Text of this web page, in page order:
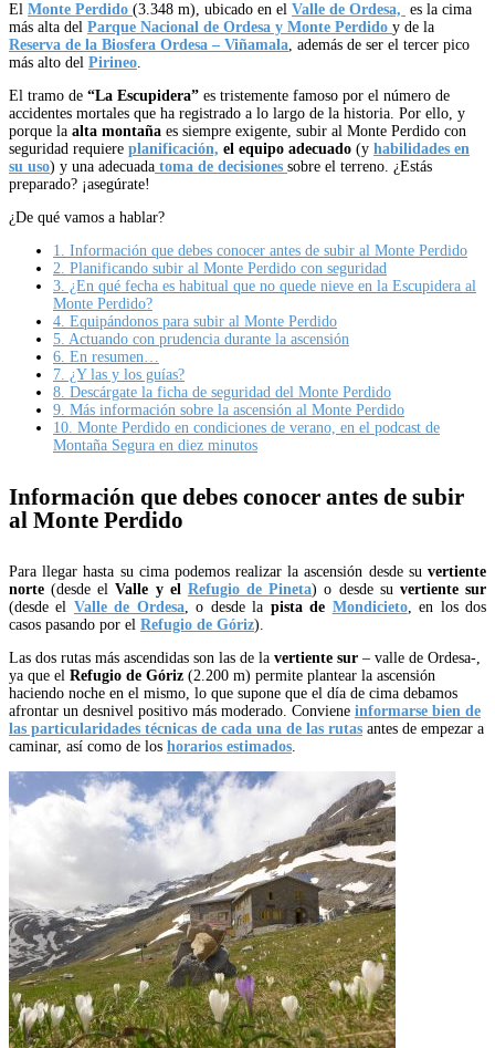
El Monte Perdido (3.348 m), ubicado en el Valle de Ordesa, es la cima
más alta del Parque Nacional de Ordesa y Monte Perdido y de la
Reserva de la Biosfera Ordesa – Viñamala, además de ser el tercer pico
más alto del Pirineo.
El tramo de “La Escupidera” es tristemente famoso por el número de
accidentes mortales que ha registrado a lo largo de la historia. Por ello, y
porque la alta montaña es siempre exigente, subir al Monte Perdido con
seguridad requiere planificación, el equipo adecuado (y habilidades en
su uso) y una adecuada toma de decisiones sobre el terreno. ¿Estás
preparado? ¡asegúrate!
¿De qué vamos a hablar?
1. Información que debes conocer antes de subir al Monte Perdido
2. Planificando subir al Monte Perdido con seguridad
3. ¿En qué fecha es habitual que no quede nieve en la Escupidera al
Monte Perdido?
4. Equipándonos para subir al Monte Perdido
5. Actuando con prudencia durante la ascensión
6. En resumen…
7. ¿Y las y los guías?
8. Descárgate la ficha de seguridad del Monte Perdido
9. Más información sobre la ascensión al Monte Perdido
10. Monte Perdido en condiciones de verano, en el podcast de
Montaña Segura en diez minutos
Información que debes conocer antes de subir
al Monte Perdido
Para llegar hasta su cima podemos realizar la ascensión desde su vertiente
norte (desde elValle y el Refugio de Pineta) o desde su vertiente sur
(desde el Valle de Ordesa, o desde la pista de Mondicieto, en los dos
casos pasando por el Refugio de Góriz).
Las dos rutas más ascendidas son las de la vertiente sur – valle de Ordesa-,
ya que el Refugio de Góriz (2.200 m) permite plantear la ascensión
haciendo noche en el mismo, lo que supone que el día de cima debamos
afrontar un desnivel positivo más moderado. Conviene informarse bien de
las particularidades técnicas de cada una de las rutas antes de empezar a
caminar, así como de los horarios estimados.